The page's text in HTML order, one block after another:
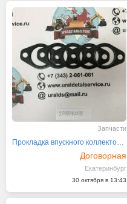
Запчасти
Прокладка впускного коллектора 20557208
Договорная
Екатеринбург
30 октября в 13:43